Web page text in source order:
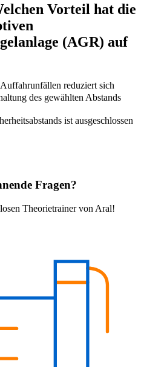
Vorteil hat die
(AGR) auf
reduziert sich
des gewählten Abstands
ist ausgeschlossen
Fragen?
Theorietrainer von Aral!